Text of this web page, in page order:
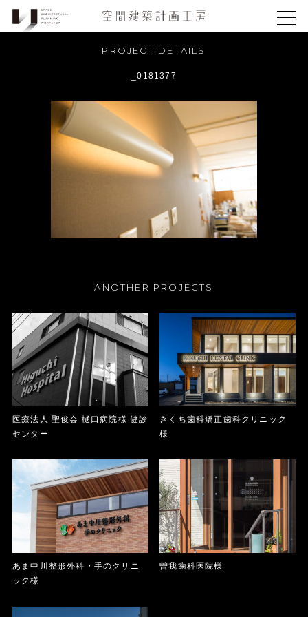
PROJECT DETAILS
_0181377
ANOTHER PROJECTS
医療法人 聖俊会 樋口病院様 健診
センター
きくち歯科矯正歯科クリニック
様
あま中川整形外科・手のクリニ
ック様
曽我歯科医院様